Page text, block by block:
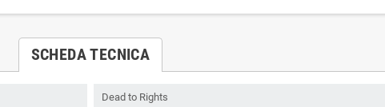
SCHEDA TECNICA
Dead to Rights